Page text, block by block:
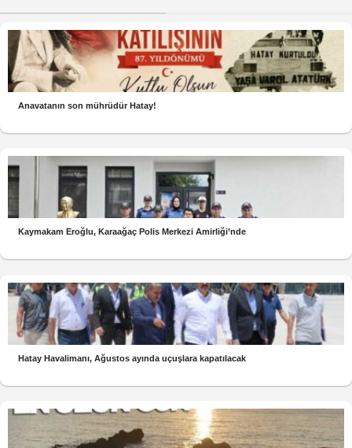
Anavatanın son mührüdür Hatay!
Kaymakam Eroğlu, Karaağaç Polis Merkezi Amirliği’nde
Hatay Havalimanı, Ağustos ayında uçuşlara kapatılacak